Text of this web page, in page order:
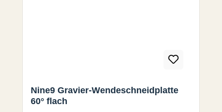
Nine9 Gravier-Wendeschneidplatte
60° flach